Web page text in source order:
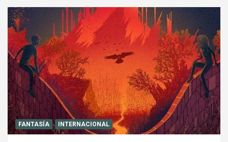
FANTASÍA INTERNACIONAL